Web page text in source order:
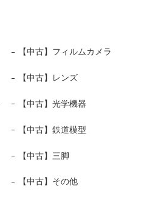
【中古】フィルムカメラ
【中古】レンズ
【中古】光学機器
【中古】鉄道模型
【中古】三脚
【中古】その他